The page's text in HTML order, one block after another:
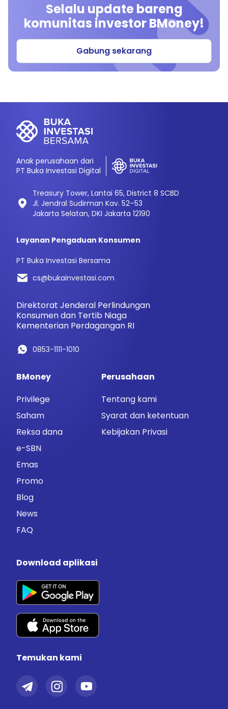
Selalu update bareng
komunitas investor BMoney!
Gabung sekarang
Anak perusahaan dari
PT Buka Investasi Digital
Treasury Tower, Lantai 65, District 8 SCBD
Jl. Jendral Sudirman Kav. 52–53
Jakarta Selatan, DKI Jakarta 12190
Layanan Pengaduan Konsumen
PT Buka Investasi Bersama
cs@bukainvestasi.com
Direktorat Jenderal Perlindungan
Konsumen dan Tertib Niaga
Kementerian Perdagangan RI
0853-1111-1010
BMoney
Privilege
Saham
Reksa dana
e-SBN
Emas
Promo
Blog
News
FAQ
Perusahaan
Tentang kami
Syarat dan ketentuan
Kebijakan Privasi
Download aplikasi
Temukan kami